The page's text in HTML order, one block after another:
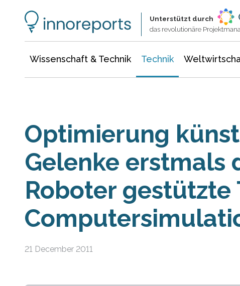
Unterstützt durch
das revolutionäre
Wissenschaft & Technik Technik
Optimierung
Gelenke erstmals
Roboter gestützte
21 December 2011